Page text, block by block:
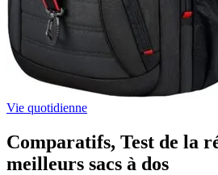
Vie quotidienne
Comparatifs, Test de la
meilleurs sacs à dos